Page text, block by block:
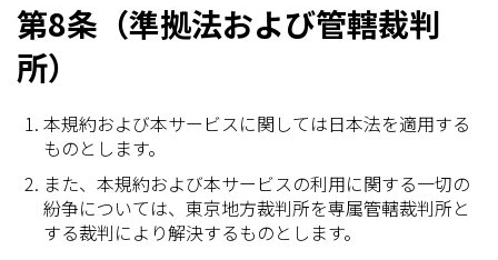
第8条（準拠法および管轄裁判
所）
本規約および本サービスに関しては日本法を適用する
ものとします。
また、本規約および本サービスの利用に関する一切の
紛争については、東京地方裁判所を専属管轄裁判所と
する裁判により解決するものとします。